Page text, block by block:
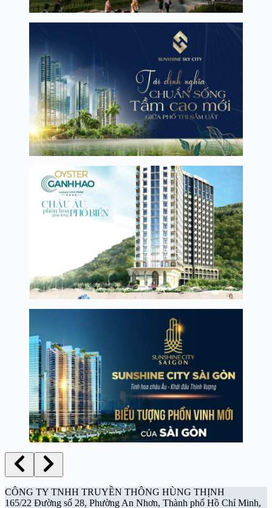
CÔNG TY TNHH TRUYỀN THÔNG HÙNG THỊNH
165/22 Đường số 28, Phường An Nhơn, Thành phố Hồ Chí Minh,